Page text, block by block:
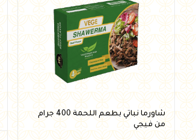
جنيه 345.00
أضف للسلة
شاورما نباتي بطعم اللحمة 400 جرام
من فيجي